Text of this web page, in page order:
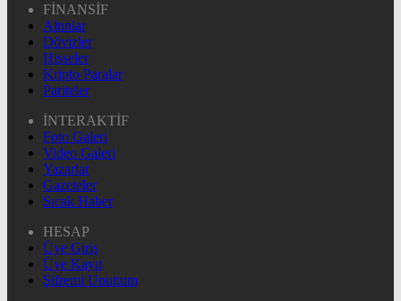
FİNANSİF
Altınlar
Dövizler
Hisseler
Kripto Paralar
Pariteler
İNTERAKTİF
Foto Galeri
Video Galeri
Yazarlar
Gazeteler
Sıcak Haber
HESAP
Üye Giriş
Üye Kayıt
Şifremi Unuttum